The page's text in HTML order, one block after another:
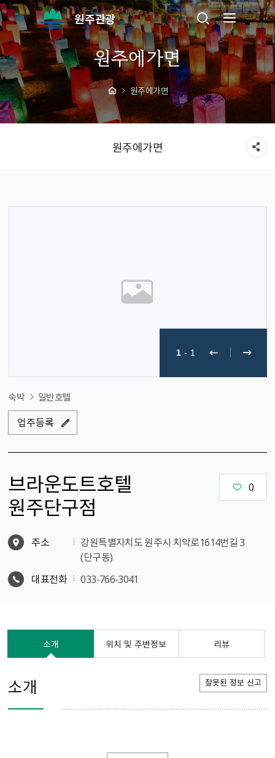
원주관광
원주에가면
원주에가면
원주에가면
1 - 1
숙박 일반호텔
업주등록
브라운도트호텔
원주단구점
0
주소
강원특별자치도 원주시 치악로1614번길 3
(단구동)
대표전화
033-766-3041
소개 위치 및 주변정보 리뷰
소개 잘못된 정보 신고